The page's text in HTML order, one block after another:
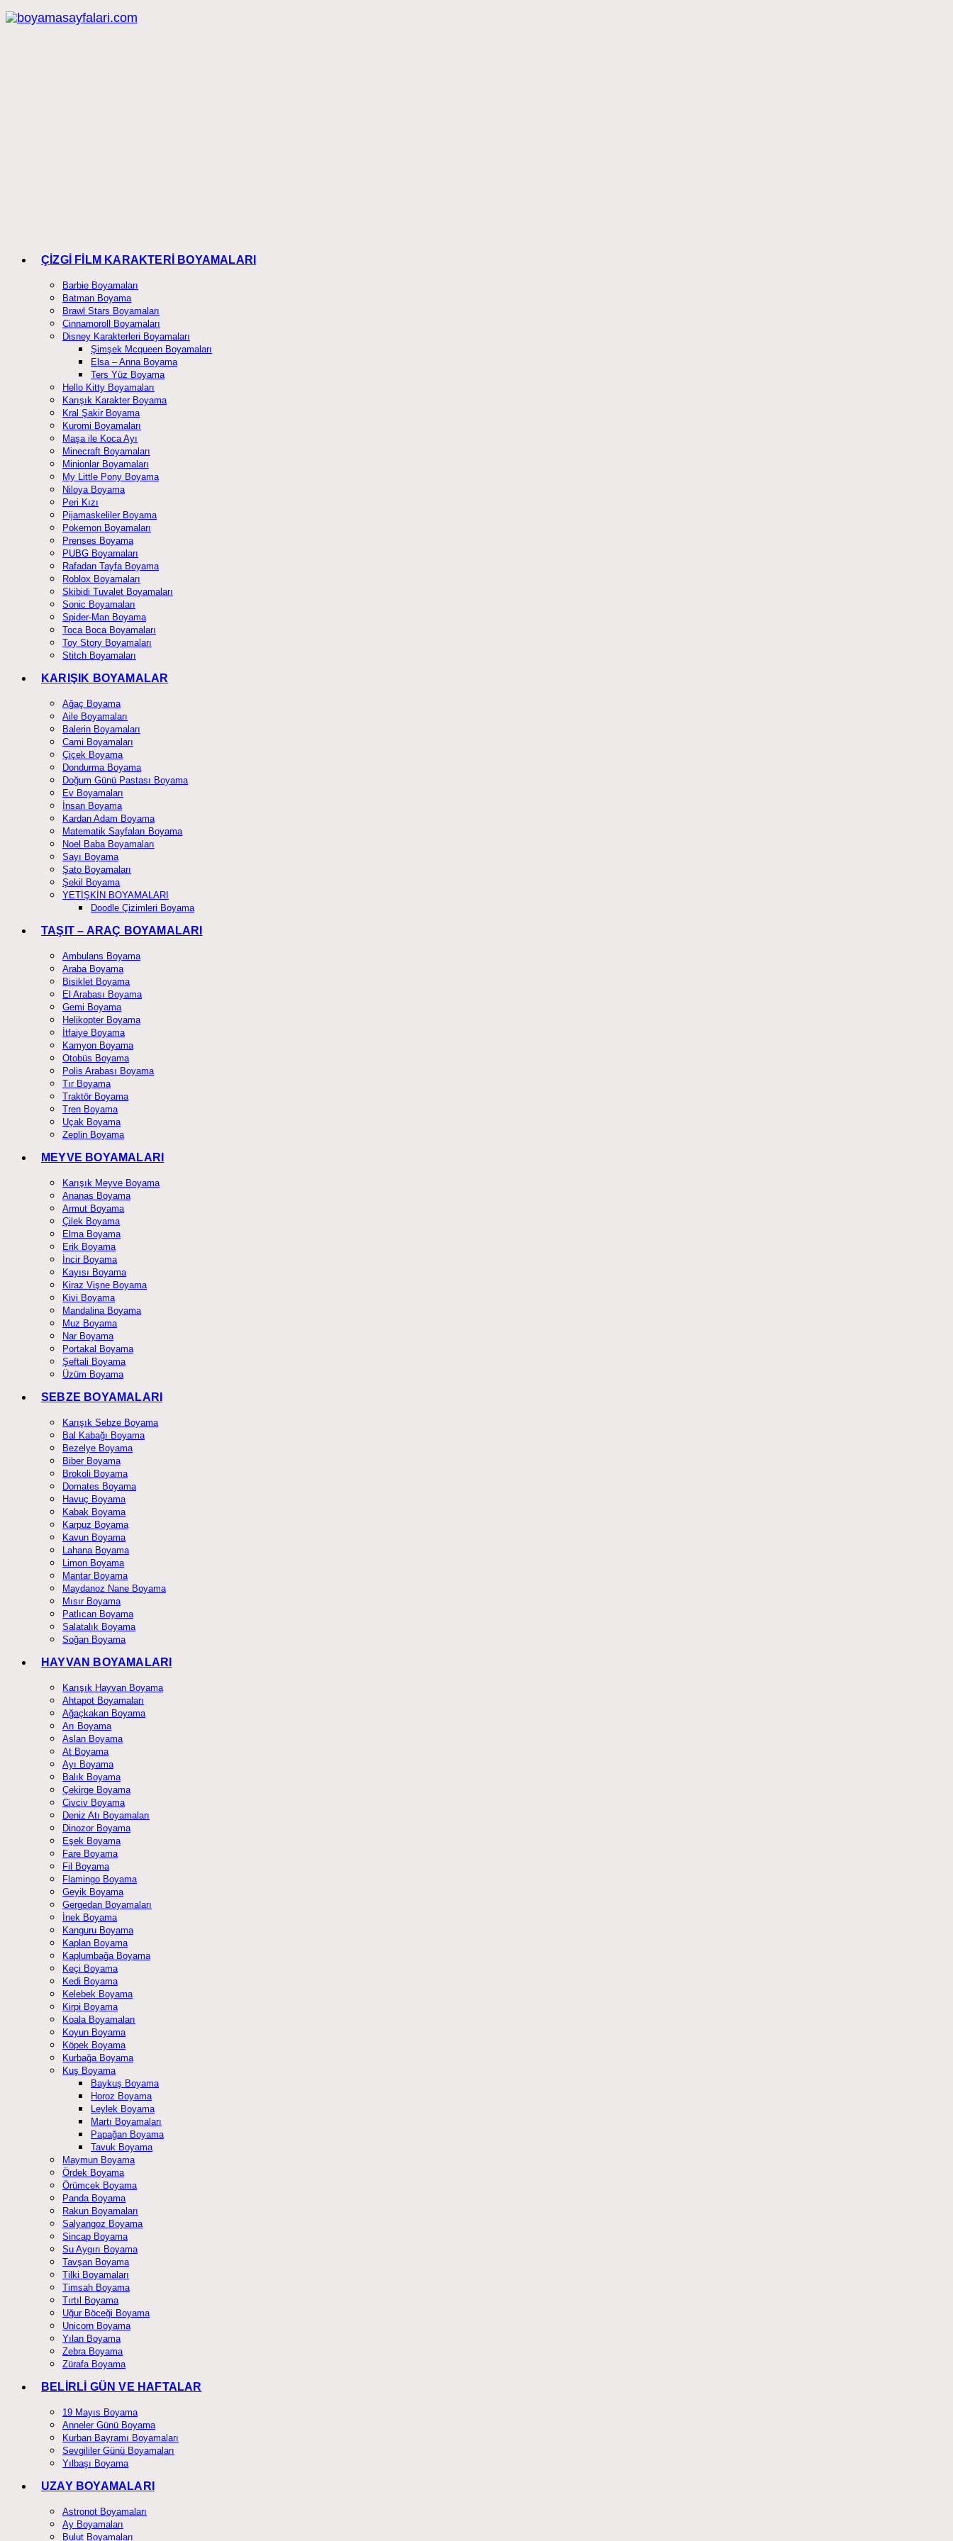
Skip
to
ÇİZGİ FİLM KARAKTERİ BOYAMALARI
Barbie Boyamaları
Batman Boyama
Brawl Stars Boyamaları
Cinnamoroll Boyamaları
Disney Karakterleri Boyamaları
Şimşek Mcqueen Boyamaları
Elsa – Anna Boyama
Ters Yüz Boyama
Hello Kitty Boyamaları
Karışık Karakter Boyama
Kral Şakir Boyama
Kuromi Boyamaları
Maşa ile Koca Ayı
Minecraft Boyamaları
Minionlar Boyamaları
My Little Pony Boyama
Niloya Boyama
Peri Kızı
Pijamaskeliler Boyama
Pokemon Boyamaları
Prenses Boyama
PUBG Boyamaları
Rafadan Tayfa Boyama
Roblox Boyamaları
Skibidi Tuvalet Boyamaları
Sonic Boyamaları
Spider-Man Boyama
Toca Boca Boyamaları
Toy Story Boyamaları
Stitch Boyamaları
KARIŞIK BOYAMALAR
Ağaç Boyama
Aile Boyamaları
Balerin Boyamaları
Cami Boyamaları
Çiçek Boyama
Dondurma Boyama
Doğum Günü Pastası Boyama
Ev Boyamaları
İnsan Boyama
Kardan Adam Boyama
Matematik Sayfaları Boyama
Noel Baba Boyamaları
Sayı Boyama
Şato Boyamaları
Şekil Boyama
YETİŞKİN BOYAMALARI
Doodle Çizimleri Boyama
TAŞIT – ARAÇ BOYAMALARI
Ambulans Boyama
Araba Boyama
Bisiklet Boyama
El Arabası Boyama
Gemi Boyama
Helikopter Boyama
İtfaiye Boyama
Kamyon Boyama
Otobüs Boyama
Polis Arabası Boyama
Tır Boyama
Traktör Boyama
Tren Boyama
Uçak Boyama
Zeplin Boyama
MEYVE BOYAMALARI
Karışık Meyve Boyama
Ananas Boyama
Armut Boyama
Çilek Boyama
Elma Boyama
Erik Boyama
İncir Boyama
Kayısı Boyama
Kiraz Vişne Boyama
Kivi Boyama
Mandalina Boyama
Muz Boyama
Nar Boyama
Portakal Boyama
Şeftali Boyama
Üzüm Boyama
SEBZE BOYAMALARI
Karışık Sebze Boyama
Bal Kabağı Boyama
Bezelye Boyama
Biber Boyama
Brokoli Boyama
Domates Boyama
Havuç Boyama
Kabak Boyama
Karpuz Boyama
Kavun Boyama
Lahana Boyama
Limon Boyama
Mantar Boyama
Maydanoz Nane Boyama
Mısır Boyama
Patlıcan Boyama
Salatalık Boyama
Soğan Boyama
HAYVAN BOYAMALARI
Karışık Hayvan Boyama
Ahtapot Boyamaları
Ağaçkakan Boyama
Arı Boyama
Aslan Boyama
At Boyama
Ayı Boyama
Balık Boyama
Çekirge Boyama
Civciv Boyama
Deniz Atı Boyamaları
Dinozor Boyama
Eşek Boyama
Fare Boyama
Fil Boyama
Flamingo Boyama
Geyik Boyama
Gergedan Boyamaları
İnek Boyama
Kanguru Boyama
Kaplan Boyama
Kaplumbağa Boyama
Keçi Boyama
Kedi Boyama
Kelebek Boyama
Kirpi Boyama
Koala Boyamaları
Koyun Boyama
Köpek Boyama
Kurbağa Boyama
Kuş Boyama
Baykuş Boyama
Horoz Boyama
Leylek Boyama
Martı Boyamaları
Papağan Boyama
Tavuk Boyama
Maymun Boyama
Ördek Boyama
Örümcek Boyama
Panda Boyama
Rakun Boyamaları
Salyangoz Boyama
Sincap Boyama
Su Aygırı Boyama
Tavşan Boyama
Tilki Boyamaları
Timsah Boyama
Tırtıl Boyama
Uğur Böceği Boyama
Unicorn Boyama
Yılan Boyama
Zebra Boyama
Zürafa Boyama
BELİRLİ GÜN VE HAFTALAR
19 Mayıs Boyama
Anneler Günü Boyama
Kurban Bayramı Boyamaları
Sevgililer Günü Boyamaları
Yılbaşı Boyama
UZAY BOYAMALARI
Astronot Boyamaları
Ay Boyamaları
Bulut Boyamaları